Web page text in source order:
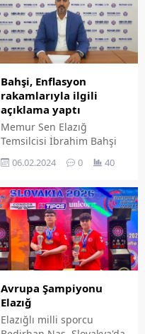
Bahşi, Enflasyon
rakamlarıyla ilgili
açıklama yaptı
Memur Sen Elazığ
Temsilcisi İbrahim Bahşi
açıklanan enflasyon
rakamlarını
Sen olarak beklentimiz,
fiyat istikrarı noktasında
alınan tedbirlerin ve
önlemlerin bir an önce
piyasalara yansıması,
enflasyonu tetikleyen
geçici etkilerin ortadan
kaldırılması, kamu
görevlilerinin enflasyon
kayıplarının son bulması,
06.02.2024 0 40
Avrupa Şampiyonu
Elazığ
Elazığlı milli sporcu